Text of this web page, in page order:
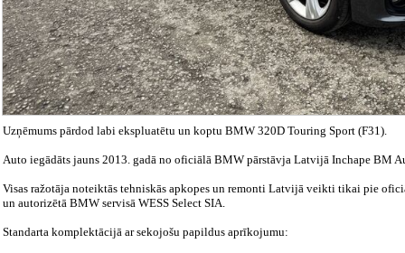
Uzņēmums pārdod labi ekspluatētu un koptu BMW 320D Touring Sport (F31).
Auto iegādāts jauns 2013. gadā no oficiālā BMW pārstāvja Latvijā Inchape BM
Visas ražotāja noteiktās tehniskās apkopes un remonti Latvijā veikti tikai pie
un autorizētā BMW servisā WESS Select SIA.
Standarta komplektācijā ar sekojošu papildus aprīkojumu: